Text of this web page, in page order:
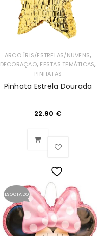
Desejos
ARCO ÍRIS/ESTRELAS/NUVENS,
DECORAÇÃO, FESTAS TEMÁTICAS,
PINHATAS
Pinhata Estrela Dourada
22.90 €
Lista
de
Desejos
ESGOTADO